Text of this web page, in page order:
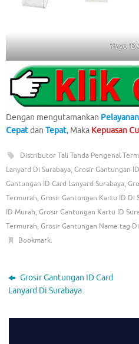
Yoyo ID
Dengan mengutamankan
Cepatdan Tepat, Maka Kepuasan
Distributor Tali Tanda Pengenal
Lanyard Di Surabaya, Grosir Gantungan
Gantungan ID Card Lanyard Surabaya,
Termurah, Grosir Gantungan Kartu ID Di
ID Murah, Grosir Gantungan Kartu ID
Termurah, Grosir Gantungan Name tag
Bookmark.
Grosir Gantungan ID Card
Lanyard Di Surabaya